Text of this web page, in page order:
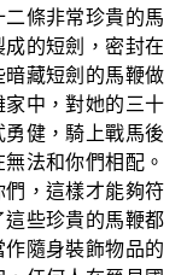
條非常珍貴的馬
的短劍，密封在
藏短劍的馬鞭做
中，對她的三十
健，騎上戰馬後
法和你們相配。
，這樣才能夠符
些珍貴的馬鞭都
隨身裝飾物品的